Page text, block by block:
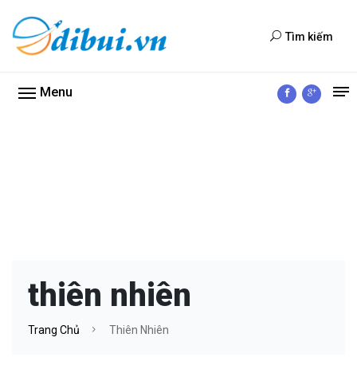
Tìm kiếm
Menu
thiên nhiên
Trang Chủ Thiên Nhiên